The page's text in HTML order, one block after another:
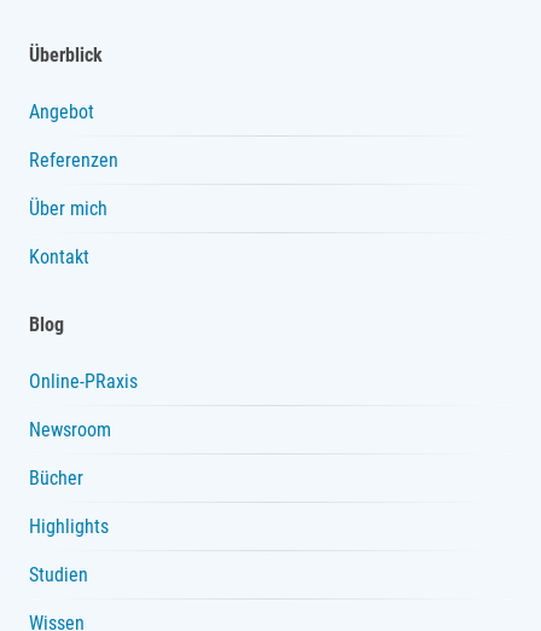
Überblick
Angebot
Referenzen
Über mich
Kontakt
Blog
Online-PRaxis
Newsroom
Bücher
Highlights
Studien
Wissen